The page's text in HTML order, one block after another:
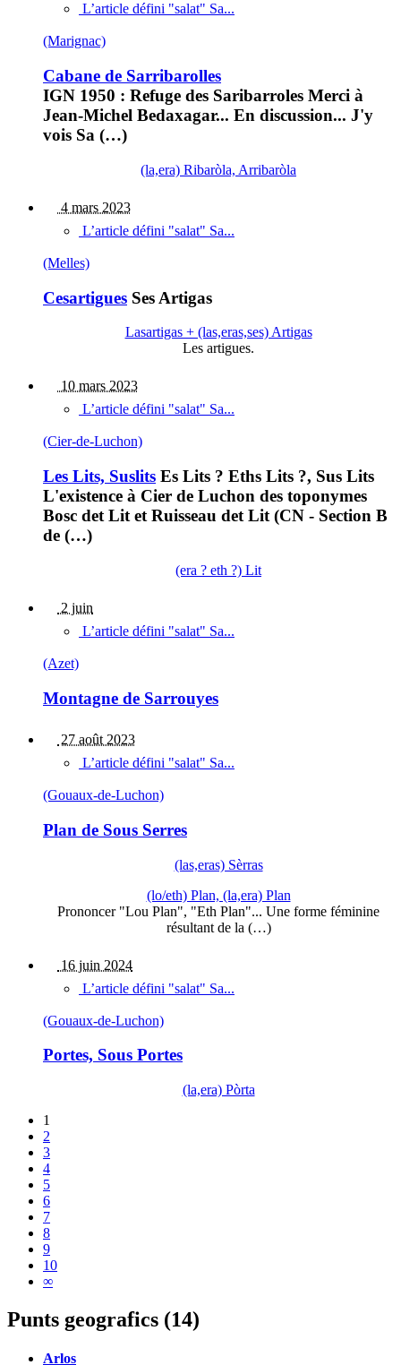
L’article défini "salat" Sa...
(Marignac)
Cabane de Sarribarolles
IGN 1950 : Refuge des Saribarroles Merci à
Jean-Michel Bedaxagar... En discussion... J'y
vois Sa (…)
(la,era) Ribaròla, Arribaròla
4 mars 2023
L’article défini "salat" Sa...
(Melles)
Cesartigues Ses Artigas
Lasartigas + (las,eras,ses) Artigas
Les artigues.
10 mars 2023
L’article défini "salat" Sa...
(Cier-de-Luchon)
Les Lits, Suslits Es Lits ? Eths Lits ?, Sus Lits
L'existence à Cier de Luchon des toponymes
Bosc det Lit et Ruisseau det Lit (CN - Section B
de (…)
(era ? eth ?) Lit
2 juin
L’article défini "salat" Sa...
(Azet)
Montagne de Sarrouyes
27 août 2023
L’article défini "salat" Sa...
(Gouaux-de-Luchon)
Plan de Sous Serres
(las,eras) Sèrras
(lo/eth) Plan, (la,era) Plan
Prononcer "Lou Plan", "Eth Plan"... Une forme féminine
résultant de la (…)
16 juin 2024
L’article défini "salat" Sa...
(Gouaux-de-Luchon)
Portes, Sous Portes
(la,era) Pòrta
1
2
3
4
5
6
7
8
9
10
∞
Punts geografics (14)
Arlos